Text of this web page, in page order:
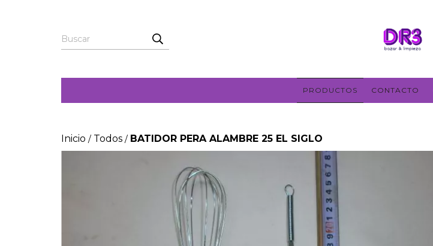
PRODUCTOS CONTACTO
Inicio / Todos / BATIDOR PERA ALAMBRE 25 EL SIGLO